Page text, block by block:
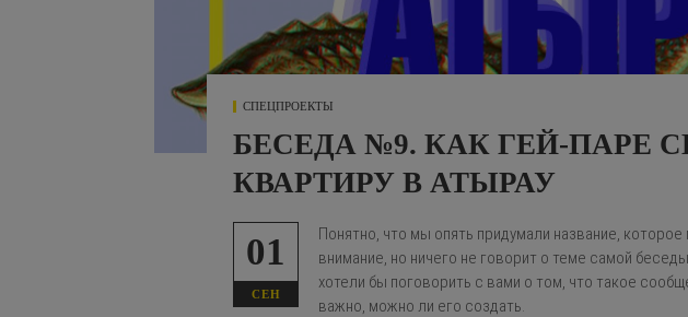
СПЕЦПРОЕКТЫ
БЕСЕДА №9. КАК ГЕЙ-ПАРЕ
КВАРТИРУ В АТЫРАУ
01
СЕН
Понятно, что мы опять придумали название, которое
внимание, но ничего не говорит о теме самой
хотели бы поговорить с вами о том, что такое
важно, можно ли его создать.